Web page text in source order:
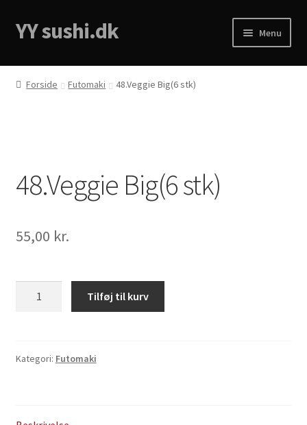
Spring
til
Spring
til
YY sushi.dk Menu
Forside
Menukort
Privacy Policy
Forside Futomaki 48.Veggie Big(6 stk)
48.Veggie Big(6 stk)
55,00 kr.
Tilføj til kurv
Kategori: Futomaki